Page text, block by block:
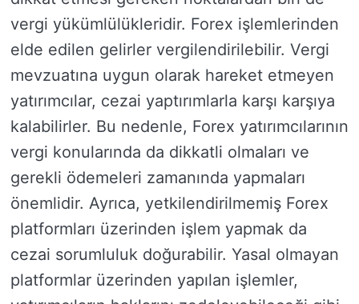
vergi yükümlülükleridir. Forex işlemlerinden
elde edilen gelirler vergilendirilebilir. Vergi
mevzuatına uygun olarak hareket etmeyen
yatırımcılar, cezai yaptırımlarla karşı karşıya
kalabilirler. Bu nedenle, Forex yatırımcılarının
vergi konularında da dikkatli olmaları ve
gerekli ödemeleri zamanında yapmaları
önemlidir. Ayrıca, yetkilendirilmemiş Forex
platformları üzerinden işlem yapmak da
cezai sorumluluk doğurabilir. Yasal olmayan
platformlar üzerinden yapılan işlemler,